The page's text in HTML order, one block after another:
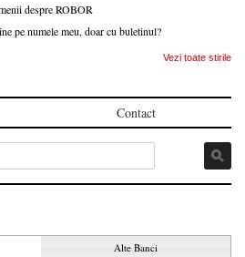
despre ROBOR
pe numele meu, doar cu buletinul?
Vezi toate stirile
Contact
Alte Banci